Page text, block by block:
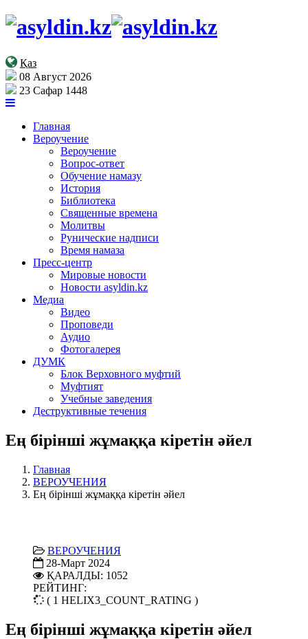
Қаз
08 Август 2026
23 Сафар 1448
Главная
Вероучение
Вероучение
Вопрос-ответ
Обучение намазу
История
Библиотека
Священные времена
Молитвы
Рунические надписи
Время намаза
Пресс-центр
Мировые новости
Новости asyldin.kz
Медиа
Видео
Проповеди
Аудио
Фотогалерея
ДУМК
Блок Верховного муфтий
Муфтият
Учебные заведения
Деструктивные течения
Ең бірінші жұмаққа кіретін әйел
Главная
ВЕРОУЧЕНИЯ
Ең бірінші жұмаққа кіретін әйел
ВЕРОУЧЕНИЯ
28-Март 2024
ҚАРАЛДЫ: 1052
РЕЙТИНГ:
( 1 HELIX3_COUNT_RATING )
Ең бірінші жұмаққа кіретін әйел